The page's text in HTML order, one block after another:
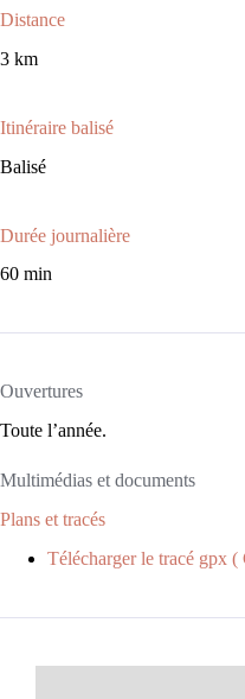
Distance
3 km
Itinéraire balisé
Balisé
Durée journalière
60 min
Ouvertures
Toute l’année.
Multimédias et documents
Plans et tracés
Télécharger le tracé gpx